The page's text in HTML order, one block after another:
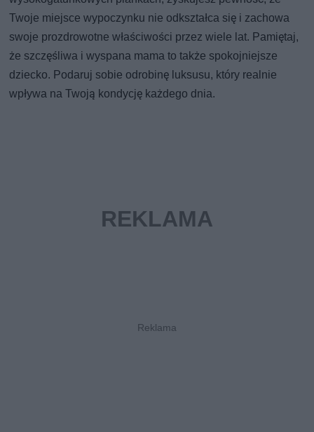
Twoje miejsce wypoczynku nie odkształca się i zachowa
swoje prozdrowotne właściwości przez wiele lat. Pamiętaj,
że szczęśliwa i wyspana mama to także spokojniejsze
dziecko. Podaruj sobie odrobinę luksusu, który realnie
wpływa na Twoją kondycję każdego dnia.